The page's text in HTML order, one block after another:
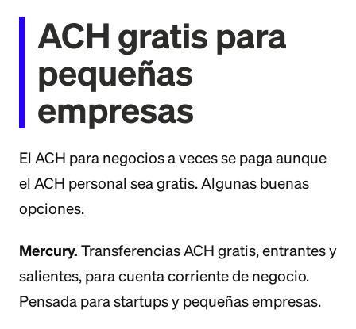
ACH gratis para
pequeñas
empresas
El ACH para negocios a veces se paga aunque
el ACH personal sea gratis. Algunas buenas
opciones.
Mercury. Transferencias ACH gratis, entrantes y
salientes, para cuenta corriente de negocio.
Pensada para startups y pequeñas empresas.